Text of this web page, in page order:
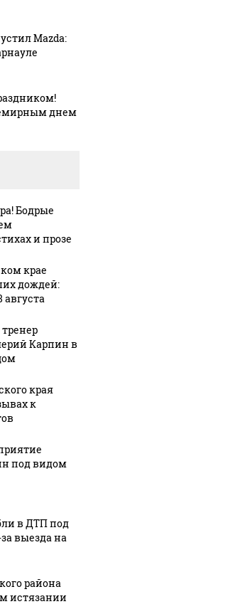
криптомиллионера
Mazda:
днем
Бодрые
и прозе
крае
дождей:
августа
Карпин в
края
к
под видом
в ДТП под
выезда на
района
истязании